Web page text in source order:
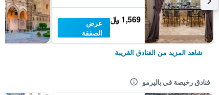
1,569 ﷼
عرض
الصفقة
شاهد المزيد من الفنادق القريبة
فنادق رخيصة في باليرمو